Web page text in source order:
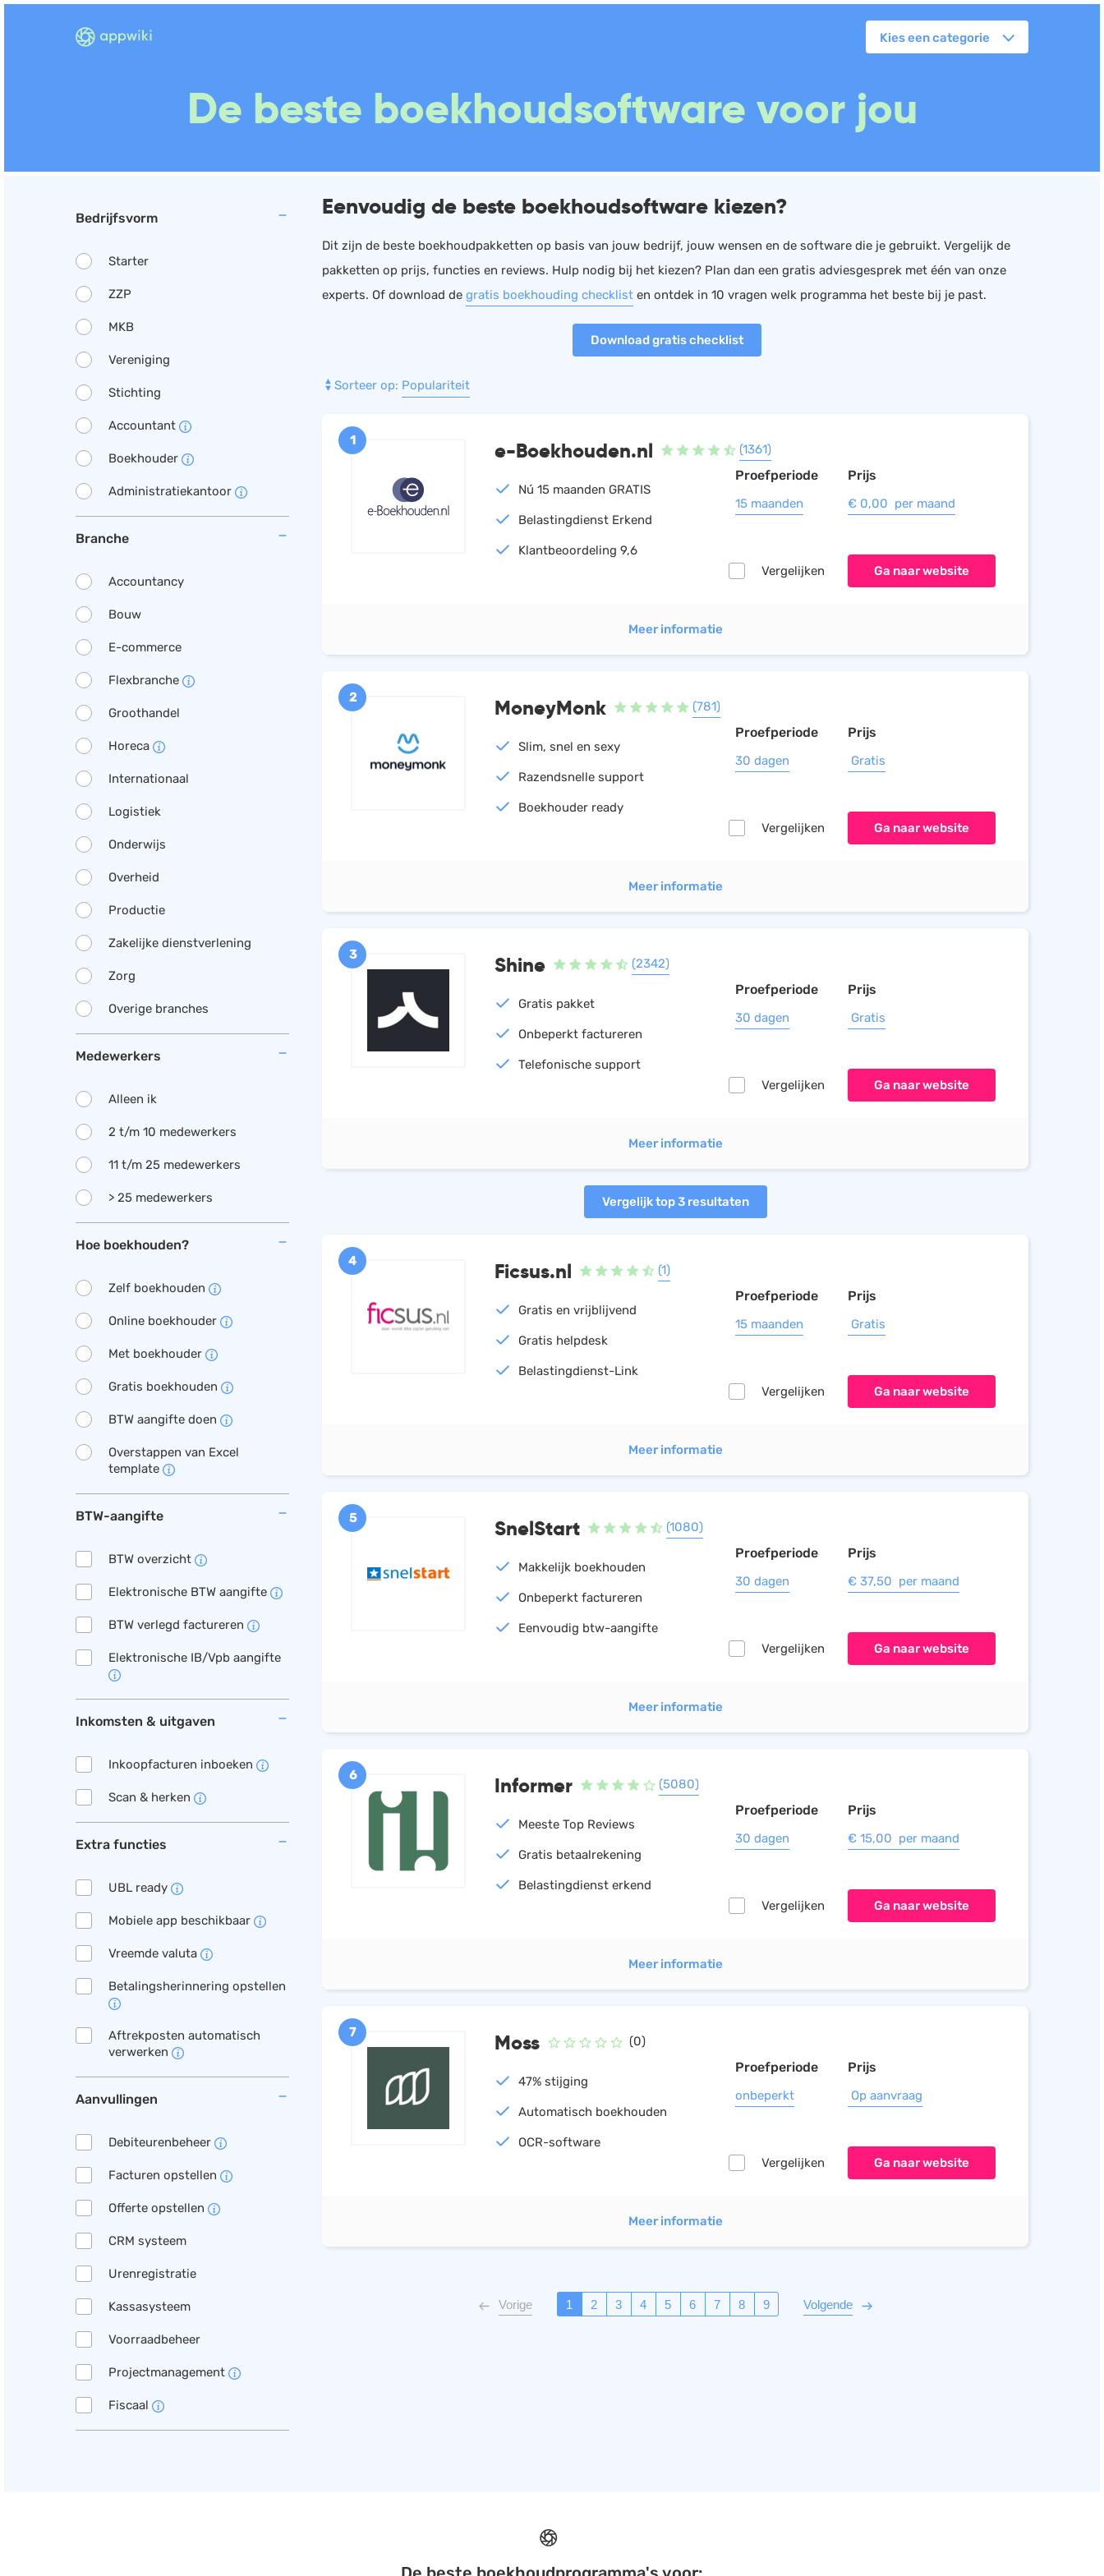
Facturatie
Incasso
CRM
Documentmanagement
Planning
Kassa
ERP
HRM
Marketing automation
Kies een categorie
De beste boekhoudsoftware voor jou
Eenvoudig de beste boekhoudsoftware kiezen?
Dit zijn de beste boekhoudpakketten op basis van jouw bedrijf, jouw wensen en de software die je gebruikt. Vergelijk de
pakketten op prijs, functies en reviews. Hulp nodig bij het kiezen? Plan dan een gratis adviesgesprek met één van onze
experts. Of download de gratis boekhouding checklist en ontdek in 10 vragen welk programma het beste bij je past.
Download gratis checklist
Sorteer op: Populariteit
1 e-Boekhouden.nl (1361)
Nú 15 maanden GRATIS
Belastingdienst Erkend
Klantbeoordeling 9,6
Proefperiode
15 maanden
Vergelijken
Prijs
€ 0,00 per maand
Ga naar website
Meer informatie
2 MoneyMonk (781)
Slim, snel en sexy
Razendsnelle support
Boekhouder ready
Proefperiode
30 dagen
Vergelijken
Prijs
Gratis
Ga naar website
Meer informatie
3 Shine (2342)
Gratis pakket
Onbeperkt factureren
Telefonische support
Proefperiode
30 dagen
Vergelijken
Prijs
Gratis
Ga naar website
Meer informatie
Vergelijk top 3 resultaten
4 Ficsus.nl (1)
Gratis en vrijblijvend
Gratis helpdesk
Belastingdienst-Link
Proefperiode
15 maanden
Vergelijken
Prijs
Gratis
Ga naar website
Meer informatie
5 SnelStart (1080)
Makkelijk boekhouden
Onbeperkt factureren
Eenvoudig btw-aangifte
Proefperiode
30 dagen
Vergelijken
Prijs
€ 37,50 per maand
Ga naar website
Meer informatie
6 Informer (5080)
Meeste Top Reviews
Gratis betaalrekening
Belastingdienst erkend
Proefperiode
30 dagen
Vergelijken
Prijs
€ 15,00 per maand
Ga naar website
Meer informatie
7 Moss (0)
47% stijging
Automatisch boekhouden
OCR-software
Proefperiode
onbeperkt
Vergelijken
Prijs
Op aanvraag
Ga naar website
Meer informatie
Vorige 1 2 3 4 5 6 7 8 9 Volgende
Bedrijfsvorm
Starter
ZZP
MKB
Vereniging
Stichting
Accountant
Boekhouder
Administratiekantoor
Branche
Accountancy
Bouw
E-commerce
Flexbranche
Groothandel
Horeca
Internationaal
Logistiek
Onderwijs
Overheid
Productie
Zakelijke dienstverlening
Zorg
Overige branches
Medewerkers
Alleen ik
2 t/m 10 medewerkers
11 t/m 25 medewerkers
> 25 medewerkers
Hoe boekhouden?
Zelf boekhouden
Online boekhouder
Met boekhouder
Gratis boekhouden
BTW aangifte doen
Overstappen van Excel
template
BTW-aangifte
BTW overzicht
Elektronische BTW aangifte
BTW verlegd factureren
Elektronische IB/Vpb aangifte
Inkomsten & uitgaven
Inkoopfacturen inboeken
Scan & herken
Extra functies
UBL ready
Mobiele app beschikbaar
Vreemde valuta
Betalingsherinnering opstellen
Aftrekposten automatisch
verwerken
Aanvullingen
Debiteurenbeheer
Facturen opstellen
Offerte opstellen
CRM systeem
Urenregistratie
Kassasysteem
Voorraadbeheer
Projectmanagement
Fiscaal